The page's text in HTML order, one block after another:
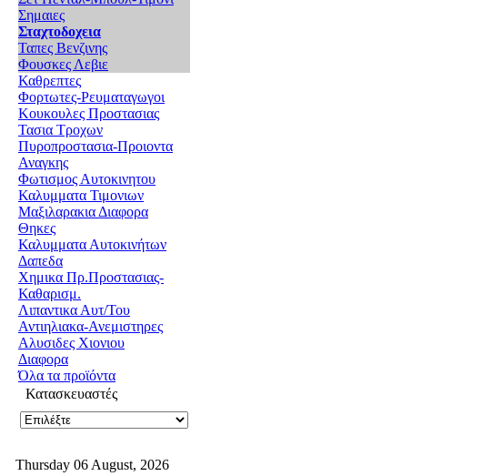
Σημαιες
Σταχτοδοχεια
Ταπες Βενζινης
Φουσκες Λεβιε
Καθρεπτες
Φορτωτες-Ρευματαγωγοι
Κουκουλες Προστασιας
Τασια Τροχων
Πυροπροστασια-Προιοντα
Αναγκης
Φωτισμος Αυτοκινητου
Καλυμματα Τιμονιων
Μαξιλαρακια Διαφορα
Θηκες
Καλυμματα Αυτοκινήτων
Δαπεδα
Χημικα Πρ.Προστασιας-
Καθαρισμ.
Λιπαντικα Αυτ/Του
Αντιηλιακα-Ανεμιστηρες
Αλυσιδες Χιονιου
Διαφορα
Όλα τα προϊόντα
Κατασκευαστές
Thursday 06 August, 2026